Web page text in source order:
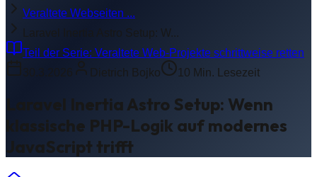
Veraltete Webseiten ...
Laravel Inertia Astro Setup: W...
Teil der Serie: Veraltete Web-Projekte schrittweise retten
Dietrich Bojko 10 Min. Lesezeit
Laravel Inertia Astro Setup: Wenn
klassische PHP-Logik auf modernes
JavaScript trifft